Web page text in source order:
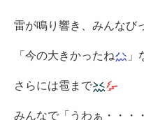
雷が鳴り響き、みんなび
「今の大きかったね
さらには雹まで
みんなで「うわぁ・・・